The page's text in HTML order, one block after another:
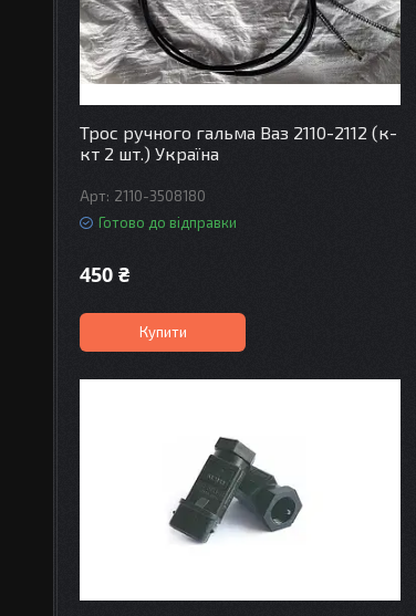
Трос ручного гальма Ваз 2110-2112 (к-
кт 2 шт.) Україна
2110-3508180
Готово до відправки
450 ₴
Купити